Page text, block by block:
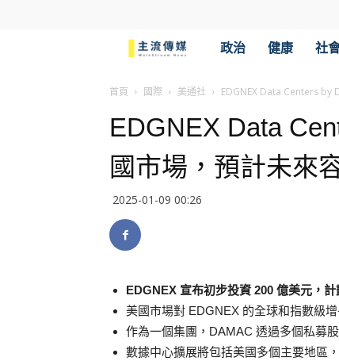
傳
媒
政治 健康 社
首頁 國際 美通社 EDGNEX Data Centers by
EDGNEX Data
國市場，預計未來
2025-01-09 00:26
EDGNEX 宣布初步投資 200 億美元，
美國市場對 EDGNEX 的全球和指數級增
作為一個集團，DAMAC 透過多個私募
數據中心擴展將包括美國多個主要地區